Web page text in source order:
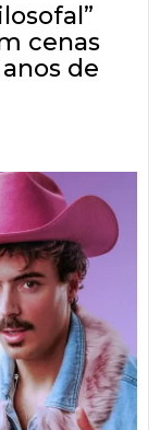
cenas
de